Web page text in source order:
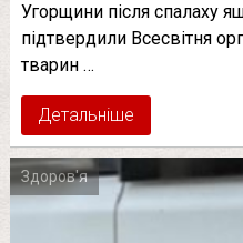
Угорщини після спалаху
підтвердили Всесвітня
тварин …
Детальніше
Здоров'я